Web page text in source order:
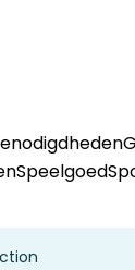
Speelgoed